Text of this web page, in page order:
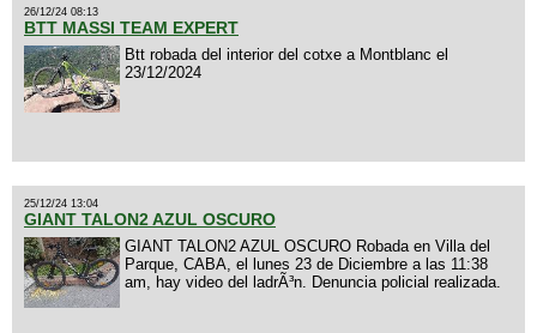
26/12/24 08:13
BTT MASSI TEAM EXPERT
Btt robada del interior del cotxe a Montblanc el
23/12/2024
25/12/24 13:04
GIANT TALON2 AZUL OSCURO
GIANT TALON2 AZUL OSCURO Robada en Villa del
Parque, CABA, el lunes 23 de Diciembre a las 11:38
am, hay video del ladrÃ³n. Denuncia policial realizada.